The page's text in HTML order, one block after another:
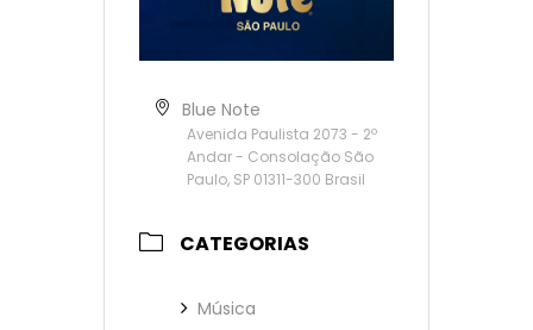
Blue Note
Avenida Paulista 2073 - 2º
Andar - Consolação São
Paulo, SP 01311-300 Brasil
CATEGORIAS
Música